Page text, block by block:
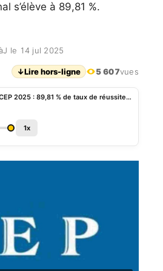
s’élève à 89,81 %.
le 14 jul 2025
↓Lire hors-ligne 5 607vues
Bénin – CEP 2025 : 89,81 % de taux de réussite au plan national
1x